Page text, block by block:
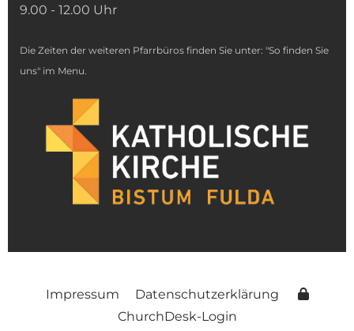
9.00 - 12.00 Uhr
Die Zeiten der weiteren Pfarrbüros finden Sie unter: "So finden Sie
uns" im Menu.
Impressum
Datenschutzerklärung
ChurchDesk-Login